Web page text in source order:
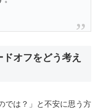
オフをどう考え
では？」と不安に思う方